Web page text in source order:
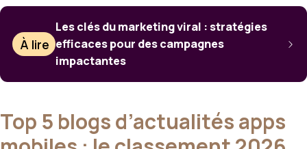
À lire
Les clés du marketing viral : stratégies
efficaces pour des campagnes
impactantes
Top 5 blogs d’actualités apps